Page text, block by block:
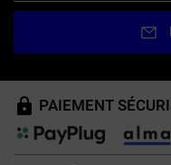
PAIEMENT